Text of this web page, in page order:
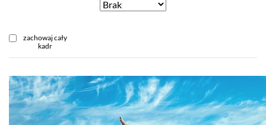
zachowaj cały
kadr